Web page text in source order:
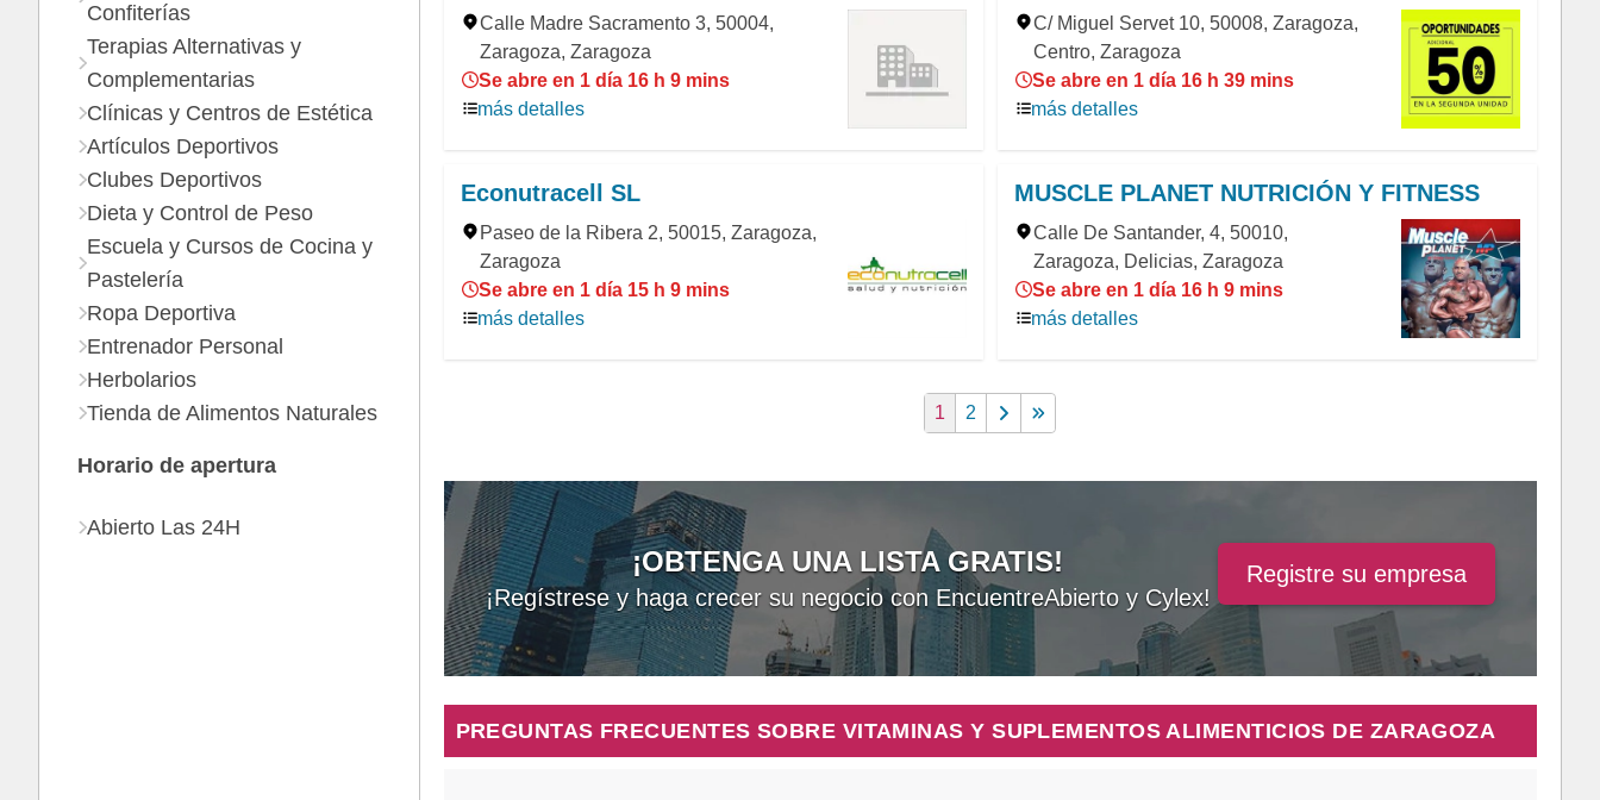
Calle Madre Sacramento 3, 50004,
Zaragoza, Zaragoza
Se abre en 1 día 16 h 9 mins
más detalles
C/ Miguel Servet 10, 50008, Zaragoza,
Centro, Zaragoza
Se abre en 1 día 16 h 39 mins
más detalles
Econutracell SL
Paseo de la Ribera 2, 50015, Zaragoza,
Zaragoza
Se abre en 1 día 15 h 9 mins
más detalles
MUSCLE PLANET NUTRICIÓN Y FITNESS
Calle De Santander, 4, 50010,
Zaragoza, Delicias, Zaragoza
Se abre en 1 día 16 h 9 mins
más detalles
1 2
¡OBTENGA UNA LISTA GRATIS!
¡Regístrese y haga crecer su negocio con EncuentreAbierto y Cylex!
Registre su empresa
PREGUNTAS FRECUENTES SOBRE VITAMINAS Y SUPLEMENTOS ALIMENTICIOS DE ZARAGOZA
Confiterías
Terapias Alternativas y
Complementarias
Clínicas y Centros de Estética
Artículos Deportivos
Clubes Deportivos
Dieta y Control de Peso
Escuela y Cursos de Cocina y
Pastelería
Ropa Deportiva
Entrenador Personal
Herbolarios
Tienda de Alimentos Naturales
Horario de apertura
Abierto Las 24H